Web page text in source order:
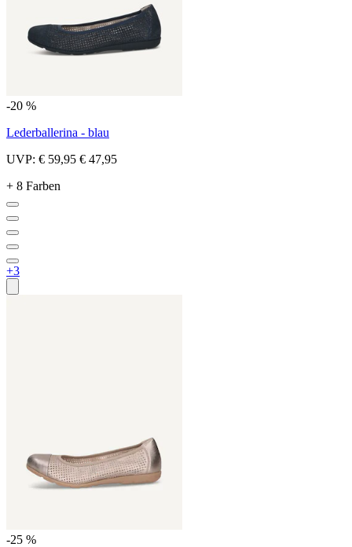
-20 %
Lederballerina - blau
UVP: € 59,95 € 47,95
+ 8 Farben
+3
-25 %